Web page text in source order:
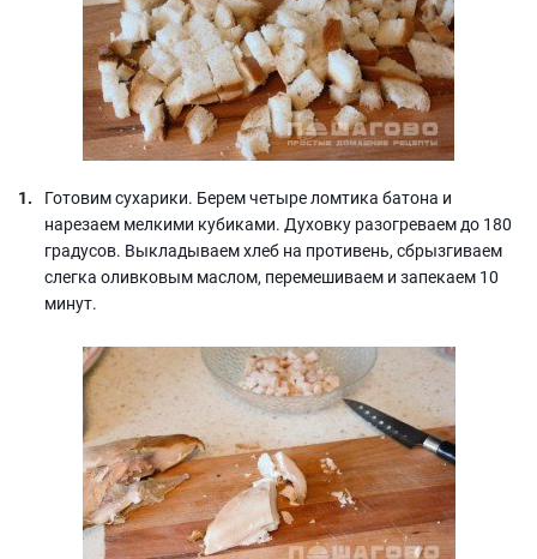
Готовим сухарики. Берем четыре ломтика батона и
нарезаем мелкими кубиками. Духовку разогреваем до 180
градусов. Выкладываем хлеб на противень, сбрызгиваем
слегка оливковым маслом, перемешиваем и запекаем 10
минут.